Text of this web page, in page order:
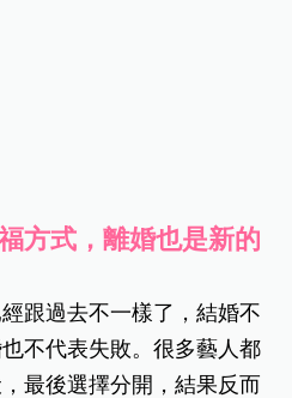
方式，離婚也是新的
跟過去不一樣了，結婚不
不代表失敗。很多藝人都
最後選擇分開，結果反而